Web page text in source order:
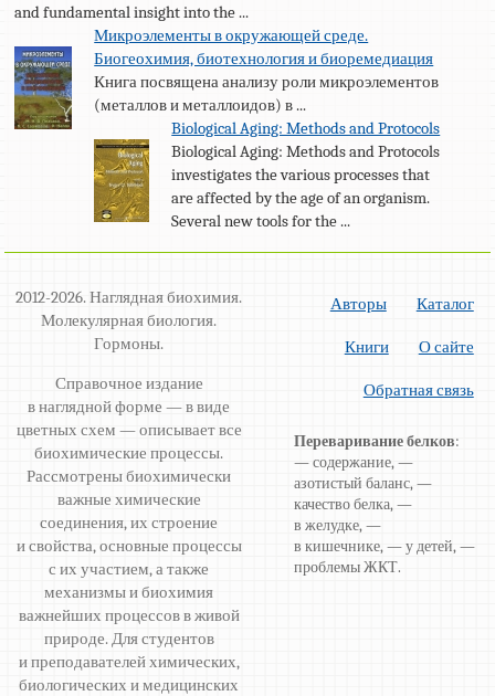
and fundamental insight into the ...
Микроэлементы в окружающей среде.
Биогеохимия, биотехнология и биоремедиация
Книга посвящена анализу роли микроэлементов
(металлов и металлоидов) в ...
Biological Aging: Methods and Protocols
Biological Aging: Methods and Protocols
investigates the various processes that
are affected by the age of an organism.
Several new tools for the ...
2012-2026. Наглядная биохимия.
Молекулярная биология.
Гормоны.
Справочное издание
в наглядной форме — в виде
цветных схем — описывает все
биохимические процессы.
Рассмотрены биохимически
важные химические
соединения, их строение
и свойства, основные процессы
с их участием, а также
механизмы и биохимия
важнейших процессов в живой
природе. Для студентов
и преподавателей химических,
биологических и медицинских
Авторы Каталог
Книги О сайте
Обратная связь
Переваривание белков:
— содержание, —
азотистый баланс, —
качество белка, —
в желудке, —
в кишечнике, — у детей, —
проблемы ЖКТ.